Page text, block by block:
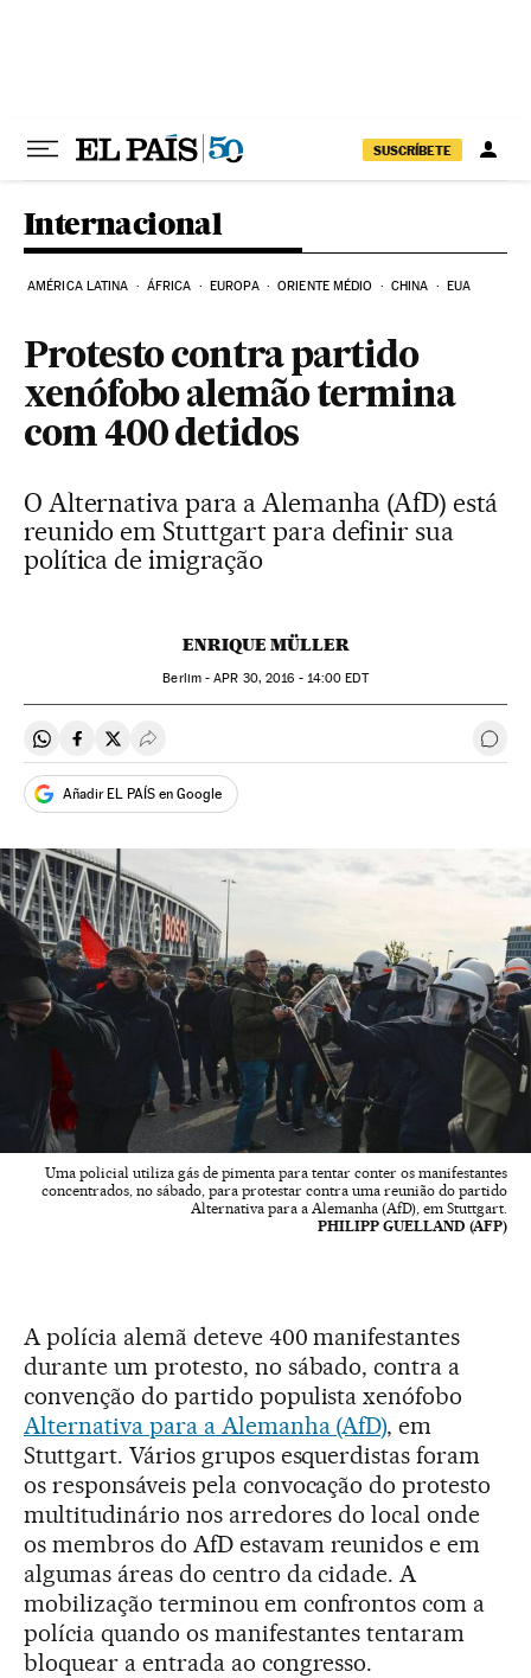
SUSCRÍBETE
Internacional
AMÉRICA LATINA ÁFRICA EUROPA ORIENTE MÉDIO CHINA EUA
Protesto contra partido
xenófobo alemão termina
com 400 detidos
O Alternativa para a Alemanha (AfD) está
reunido em Stuttgart para definir sua
política de imigração
ENRIQUE MÜLLER
Berlim -APR 30, 2016 - 14:00 EDT
Compartir en Whatsapp
Compartir en Facebook
Compartir en Twitter
Desplegar Redes Sociales
Añadir EL PAÍS en Google
Uma policial utiliza gás de pimenta para tentar conter os manifestantes
concentrados, no sábado, para protestar contra uma reunião do partido
Alternativa para a Alemanha (AfD), em Stuttgart.
PHILIPP GUELLAND (AFP)
A polícia alemã deteve 400 manifestantes
durante um protesto, no sábado, contra a
convenção do partido populista xenófobo
Alternativa para a Alemanha (AfD), em
Stuttgart. Vários grupos esquerdistas foram
os responsáveis pela convocação do protesto
multitudinário nos arredores do local onde
os membros do AfD estavam reunidos e em
algumas áreas do centro da cidade. A
mobilização terminou em confrontos com a
polícia quando os manifestantes tentaram
bloquear a entrada ao congresso.